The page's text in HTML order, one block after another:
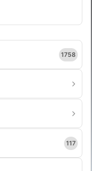
1758
117